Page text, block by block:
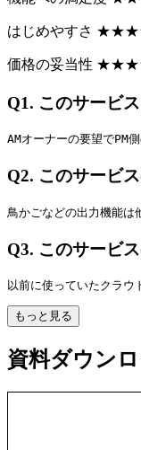
はじめやすさ ★★★
価格の妥当性 ★★★
Q1. このサービ
AMオーナーの要望でPM
Q2. このサービ
鳥かごなどの出力機能は
Q3. このサービ
以前に使っていたクラウ
もっと見る
資料ダウン